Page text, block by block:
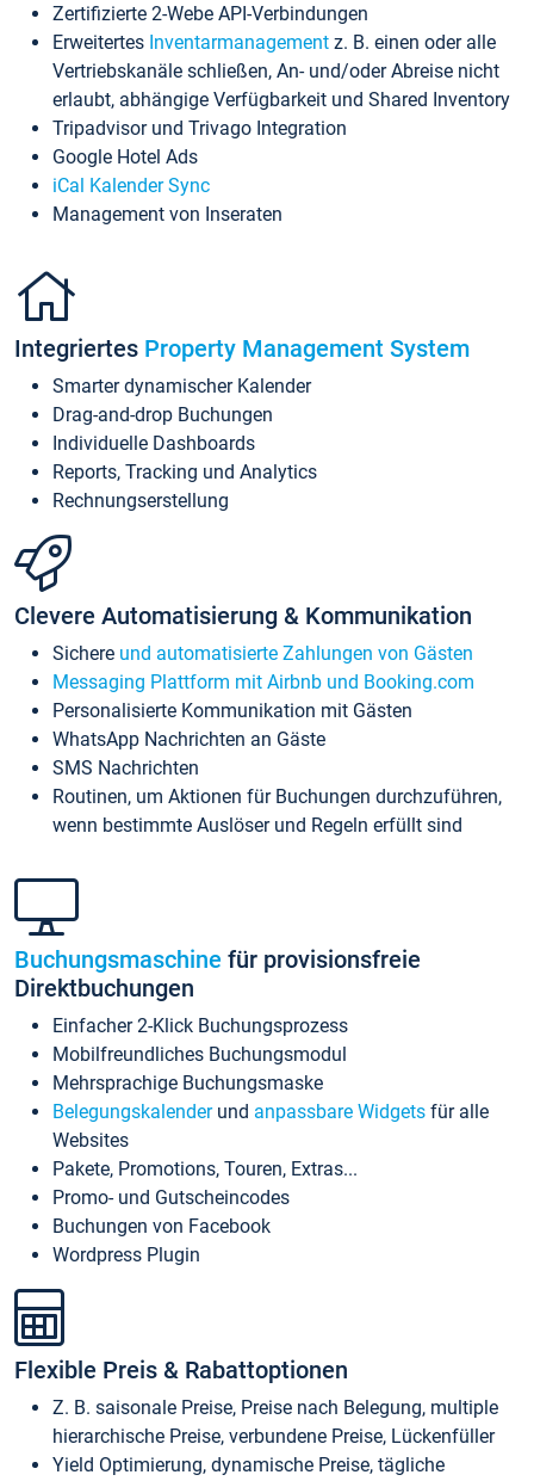
Zertifizierte 2-Webe API-Verbindungen
Erweitertes Inventarmanagement z. B. einen oder alle
Vertriebskanäle schließen, An- und/oder Abreise nicht
erlaubt, abhängige Verfügbarkeit und Shared Inventory
Tripadvisor und Trivago Integration
Google Hotel Ads
iCal Kalender Sync
Management von Inseraten
Integriertes Property Management System
Smarter dynamischer Kalender
Drag-and-drop Buchungen
Individuelle Dashboards
Reports, Tracking und Analytics
Rechnungserstellung
Clevere Automatisierung & Kommunikation
Sichere und automatisierte Zahlungen von Gästen
Messaging Plattform mit Airbnb und Booking.com
Personalisierte Kommunikation mit Gästen
WhatsApp Nachrichten an Gäste
SMS Nachrichten
Routinen, um Aktionen für Buchungen durchzuführen,
wenn bestimmte Auslöser und Regeln erfüllt sind
Buchungsmaschine für provisionsfreie
Direktbuchungen
Einfacher 2-Klick Buchungsprozess
Mobilfreundliches Buchungsmodul
Mehrsprachige Buchungsmaske
Belegungskalenderund anpassbare Widgets für alle
Websites
Pakete, Promotions, Touren, Extras...
Promo- und Gutscheincodes
Buchungen von Facebook
Wordpress Plugin
Flexible Preis & Rabattoptionen
Z. B. saisonale Preise, Preise nach Belegung, multiple
hierarchische Preise, verbundene Preise, Lückenfüller
Yield Optimierung, dynamische Preise, tägliche